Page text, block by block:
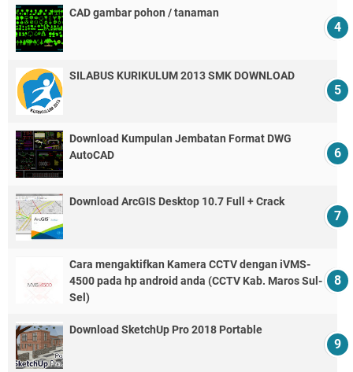
CAD gambar pohon / tanaman
SILABUS KURIKULUM 2013 SMK DOWNLOAD
Download Kumpulan Jembatan Format DWG
AutoCAD
Download ArcGIS Desktop 10.7 Full + Crack
Cara mengaktifkan Kamera CCTV dengan iVMS-
4500 pada hp android anda (CCTV Kab. Maros Sul-
Sel)
Download SketchUp Pro 2018 Portable